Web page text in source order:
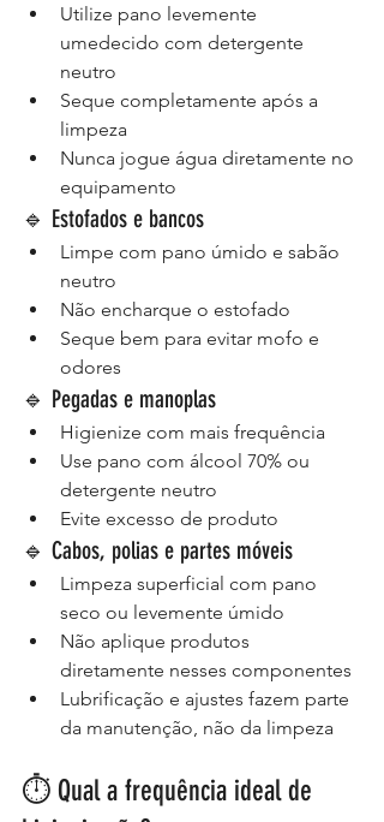
Utilize pano levemente
umedecido com detergente
neutro
Seque completamente após a
limpeza
Nunca jogue água diretamente no
equipamento
🔹 Estofados e bancos
Limpe com pano úmido e sabão
neutro
Não encharque o estofado
Seque bem para evitar mofo e
odores
🔹 Pegadas e manoplas
Higienize com mais frequência
Use pano com álcool 70% ou
detergente neutro
Evite excesso de produto
🔹 Cabos, polias e partes móveis
Limpeza superficial com pano
seco ou levemente úmido
Não aplique produtos
diretamente nesses componentes
Lubrificação e ajustes fazem parte
da manutenção, não da limpeza
⏱️ Qual a frequência ideal de